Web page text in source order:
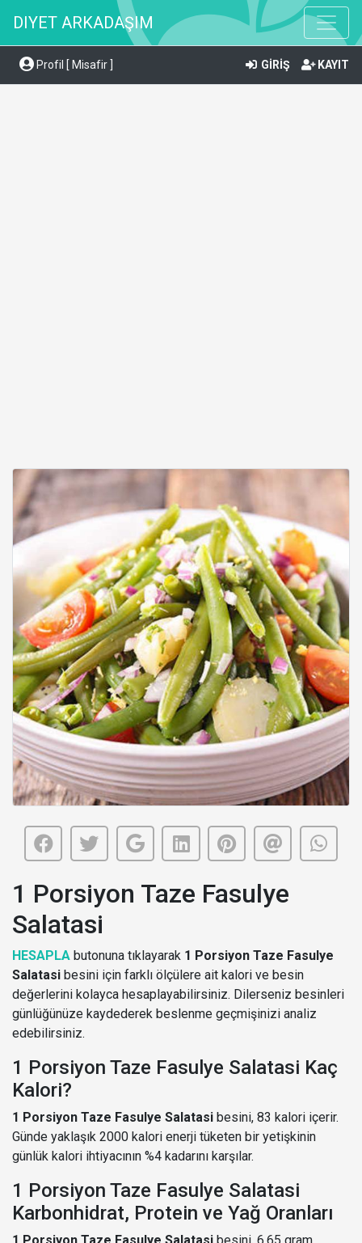
DIYET ARKADAŞIM
Profil [ Misafir ] GİRİŞ KAYIT
1 Porsiyon Taze Fasulye
Salatasi
HESAPLA butonuna tıklayarak 1 Porsiyon Taze Fasulye
Salatasi besini için farklı ölçülere ait kalori ve besin
değerlerini kolayca hesaplayabilirsiniz. Dilerseniz besinleri
günlüğünüze kaydederek beslenme geçmişinizi analiz
edebilirsiniz.
1 Porsiyon Taze Fasulye Salatasi Kaç
Kalori?
1 Porsiyon Taze Fasulye Salatasi besini, 83 kalori içerir.
Günde yaklaşık 2000 kalori enerji tüketen bir yetişkinin
günlük kalori ihtiyacının %4 kadarını karşılar.
1 Porsiyon Taze Fasulye Salatasi
Karbonhidrat, Protein ve Yağ Oranları